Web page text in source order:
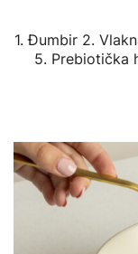
1. Đumbir 2.
5. Prebiotička